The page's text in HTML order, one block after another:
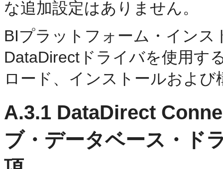
な追加設定はありません。
BIプラットフォーム・イン
DataDirectドライバを使用す
ロード、インストールおよ
A.3.1 DataDirect
ブ・データベース・ド